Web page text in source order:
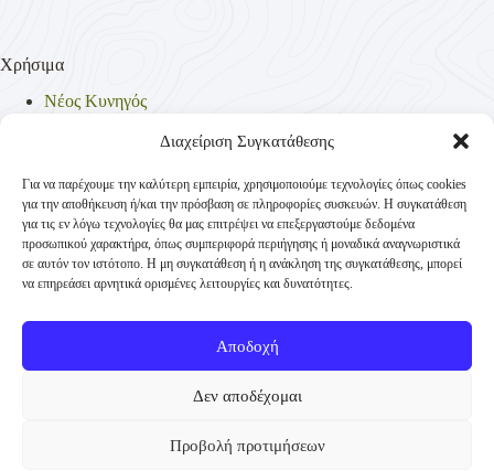
Διαχείριση Συγκατάθεσης
Για να παρέχουμε την καλύτερη εμπειρία, χρησιμοποιούμε τεχνολογίες όπως cookies
για την αποθήκευση ή/και την πρόσβαση σε πληροφορίες συσκευών. Η συγκατάθεση
για τις εν λόγω τεχνολογίες θα μας επιτρέψει να επεξεργαστούμε δεδομένα
προσωπικού χαρακτήρα, όπως συμπεριφορά περιήγησης ή μοναδικά αναγνωριστικά
σε αυτόν τον ιστότοπο. Η μη συγκατάθεση ή η ανάκληση της συγκατάθεσης, μπορεί
να επηρεάσει αρνητικά ορισμένες λειτουργίες και δυνατότητες.
Αποδοχή
Δεν αποδέχομαι
Προβολή προτιμήσεων
Χρήσιμα
Νέος Κυνηγός
Νομοθεσία
Πολιτική Απορρήτου
Πολιτική Cookies (ΕΕ)
Επικοινωνία
Κυνηγετική Συνομοσπονδία Ελλάδος
TK 10431 Αθήνα
+30 210-3231271
info@ksellas.gr